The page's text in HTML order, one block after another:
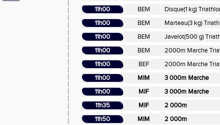
11h00
BEM
Disque(1 kg)
11h00
BEM
Marteau(3 kg)
11h00
BEM
Javelot(500 g)
11h00
BEM
2000m Marche
11h00
BEF
2000m Marche
11h00
MIM
3 000m Marche
11h00
MIF
3 000m Marche
11h35
MIF
2 000m
11h50
MIM
2 000m